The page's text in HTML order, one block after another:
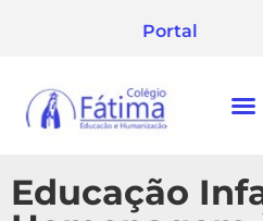
Portal
Educação